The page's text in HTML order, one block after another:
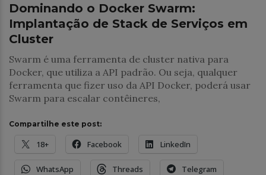
Dominando o Docker Swarm:
Implantação de Stack de Serviços em
Cluster
Swarm é uma ferramenta de cluster nativa para
Docker, que utiliza a API padrão. Ou seja, qualquer
ferramenta que fizer uso da API Docker, poderá usar
Swarm para escalar contêineres,
Compartilhe este post:
18+ Facebook LinkedIn
WhatsApp Threads Telegram